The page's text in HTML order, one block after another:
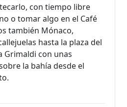
con tiempo libre
o tomar algo en el Café
también Mónaco,
hasta la plaza del
Grimaldi con unas
la bahía desde el